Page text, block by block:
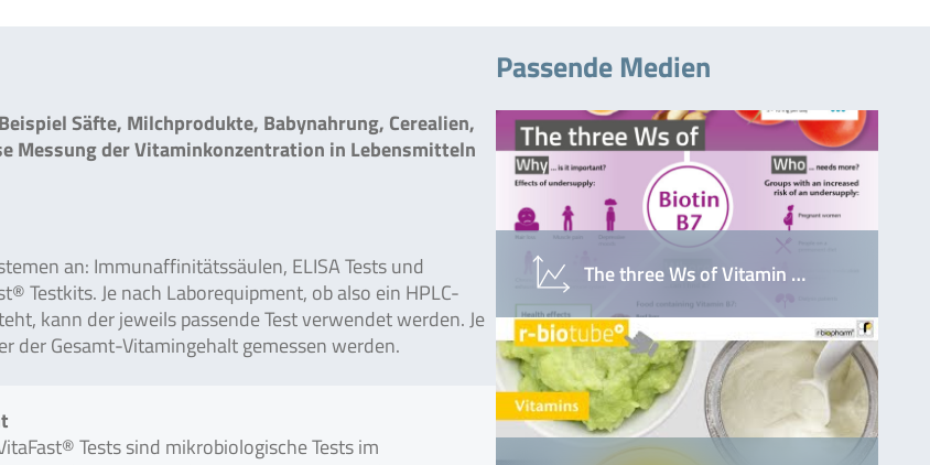
Säfte, Milchprodukte, Babynahrung, Cerealien,
Messung der Vitaminkonzentration in Lebensmitteln
an: Immunaffinitätssäulen, ELISA Tests und
Testkits. Je nach Laborequipment, ob also ein HPLC-
kann der jeweils passende Test verwendet werden. Je
der Gesamt-Vitamingehalt gemessen werden.
Tests sind mikrobiologische Tests im
Passende Medien
The three Ws of Vitamin …